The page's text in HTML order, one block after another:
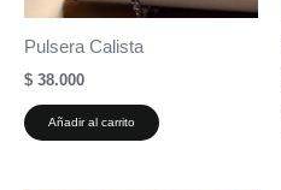
Pulsera Calista
$ 38.000
Añadir al carrito